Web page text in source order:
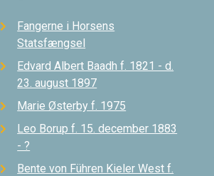
Fangerne i Horsens
Statsfængsel
Edvard Albert Baadh f. 1821 - d.
23. august 1897
Marie Østerby f. 1975
Leo Borup f. 15. december 1883
- ?
Bente von Führen Kieler West f.